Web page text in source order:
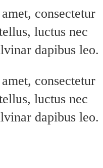
consectetur
luctus nec
dapibus leo.
consectetur
luctus nec
dapibus leo.